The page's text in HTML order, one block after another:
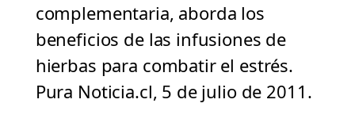
complementaria, aborda los
beneficios de las infusiones de
hierbas para combatir el estrés.
Pura Noticia.cl, 5 de julio de 2011.